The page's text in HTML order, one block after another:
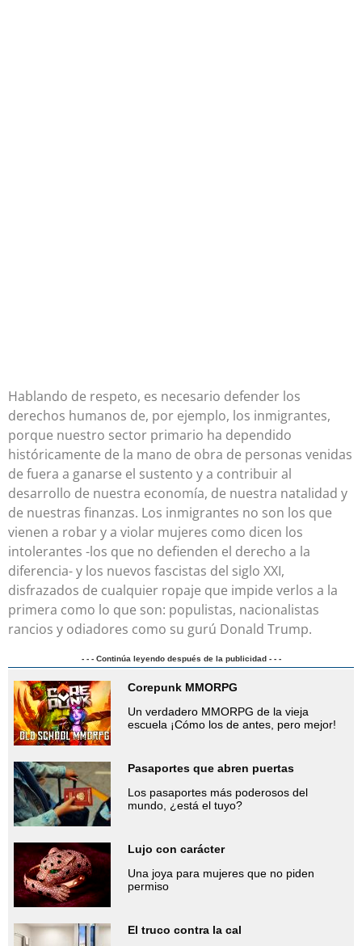
Hablando de respeto, es necesario defender los
derechos humanos de, por ejemplo, los inmigrantes,
porque nuestro sector primario ha dependido
históricamente de la mano de obra de personas venidas
de fuera a ganarse el sustento y a contribuir al
desarrollo de nuestra economía, de nuestra natalidad y
de nuestras finanzas. Los inmigrantes no son los que
vienen a robar y a violar mujeres como dicen los
intolerantes -los que no defienden el derecho a la
diferencia- y los nuevos fascistas del siglo XXI,
disfrazados de cualquier ropaje que impide verlos a la
primera como lo que son: populistas, nacionalistas
rancios y odiadores como su gurú Donald Trump.
- - - Continúa leyendo después de la publicidad - - -
Corepunk MMORPG
Un verdadero MMORPG de la vieja
escuela ¡Cómo los de antes, pero mejor!
Pasaportes que abren puertas
Los pasaportes más poderosos del
mundo, ¿está el tuyo?
Lujo con carácter
Una joya para mujeres que no piden
permiso
El truco contra la cal